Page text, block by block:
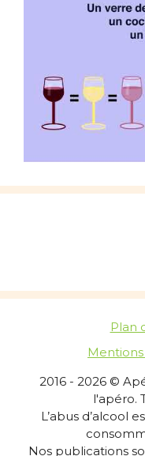
Plan
2016 - 2026 ©
l'apéro.
L’abus d’alcool
Nos publications